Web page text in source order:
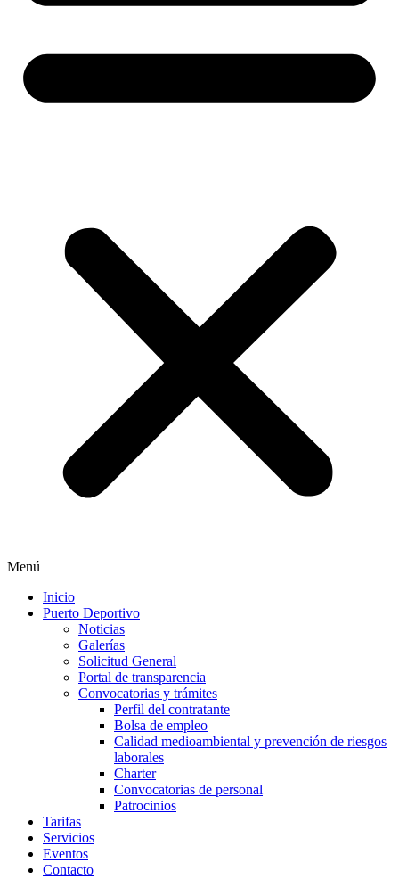
Menú
Inicio
Puerto Deportivo
Noticias
Galerías
Solicitud General
Portal de transparencia
Convocatorias y trámites
Perfil del contratante
Bolsa de empleo
Calidad medioambiental y prevención de riesgos
laborales
Charter
Convocatorias de personal
Patrocinios
Tarifas
Servicios
Eventos
Contacto